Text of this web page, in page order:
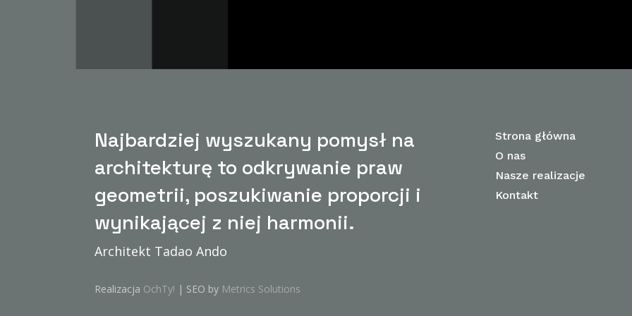
Najbardziej wyszukany pomysł na
architekturę to odkrywanie praw
geometrii, poszukiwanie proporcji i
wynikającej z niej harmonii.
Architekt Tadao Ando
Realizacja OchTy! | SEO by Metrics Solutions
Strona główna
O nas
Nasze realizacje
Kontakt